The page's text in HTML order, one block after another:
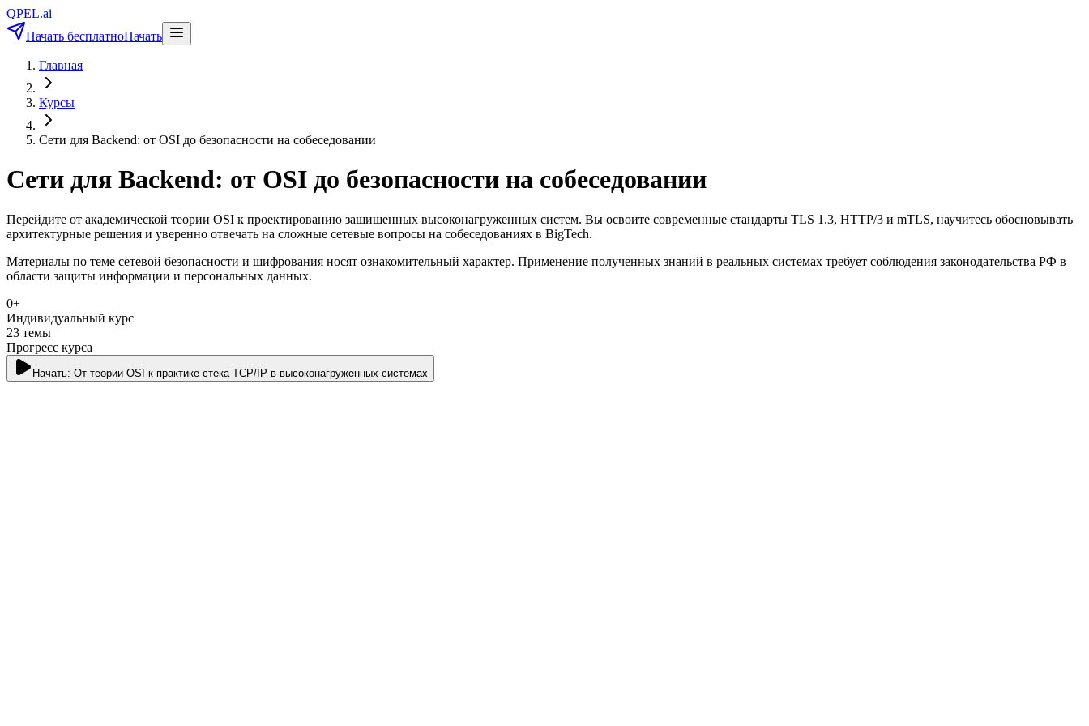
QPEL.ai
Начать бесплатноНачать
Главная
Курсы
Сети для Backend: от OSI до безопасности на собеседовании
Сети для Backend: от OSI до безопасности на собеседовании
Перейдите от академической теории OSI к проектированию защищенных высоконагруженных систем. Вы освоите современные стандарты TLS 1.3, HTTP/3 и mTLS, научитесь обосновывать
архитектурные решения и уверенно отвечать на сложные сетевые вопросы на собеседованиях в BigTech.
Материалы по теме сетевой безопасности и шифрования носят ознакомительный характер. Применение полученных знаний в реальных системах требует соблюдения законодательства РФ в
области защиты информации и персональных данных.
0+
Индивидуальный курс
23 темы
Прогресс курса
Начать: От теории OSI к практике стека TCP/IP в высоконагруженных системах